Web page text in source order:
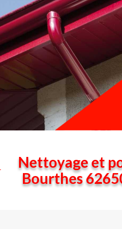
Nettoyage et
Bourthes